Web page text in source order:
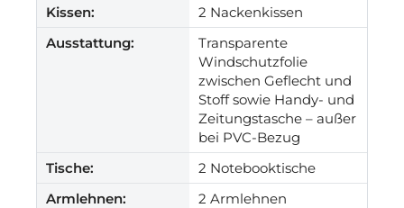
Kissen:
2 Nackenkissen
Ausstattung:
Transparente
Windschutzfolie
zwischen Geflecht und
Stoff sowie Handy- und
Zeitungstasche – außer
bei PVC-Bezug
Tische:
2 Notebooktische
Armlehnen:
2 Armlehnen